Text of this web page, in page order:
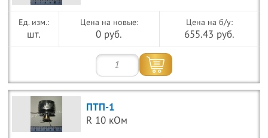
шт.
Цена на новые:
0 руб.
Цена на б/у:
655.43 руб.
ПТП-1
R 10 кОм